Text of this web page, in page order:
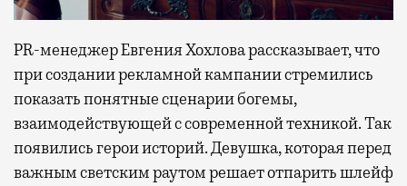
PR-менеджер Евгения Хохлова рассказывает, что
при создании рекламной кампании стремились
показать понятные сценарии богемы,
взаимодействующей с современной техникой. Так
появились герои историй. Девушка, которая перед
важным светским раутом решает отпарить шлейф